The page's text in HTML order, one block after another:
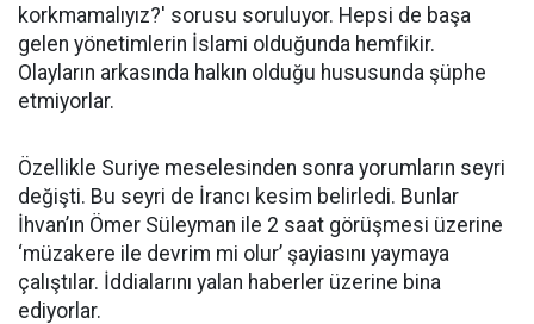
korkmamalıyız?' sorusu soruluyor. Hepsi de başa
gelen yönetimlerin İslami olduğunda hemfikir.
Olayların arkasında halkın olduğu hususunda şüphe
etmiyorlar.
Özellikle Suriye meselesinden sonra yorumların seyri
değişti. Bu seyri de İrancı kesim belirledi. Bunlar
İhvan’ın Ömer Süleyman ile 2 saat görüşmesi üzerine
‘müzakere ile devrim mi olur’ şayiasını yaymaya
çalıştılar. İddialarını yalan haberler üzerine bina
ediyorlar.